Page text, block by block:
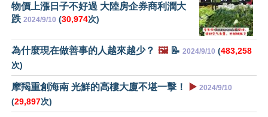
物價上漲日子不好過 大陸房企券商利潤大
跌 2024/9/10 (30,974次)
為什麼現在做善事的人越來越少？ 🖼️📝 2024/9/10 (483,258
次)
摩羯重創海南 光鮮的高樓大廈不堪一擊！ ▶️ 2024/9/10
(29,897次)